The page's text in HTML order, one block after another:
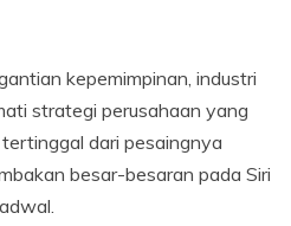
kepemimpinan, industri
strategi perusahaan yang
dari pesaingnya
besar-besaran pada Siri